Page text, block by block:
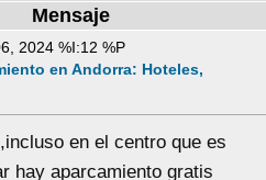
Mensaje
2024 %I:12 %P
en Andorra: Hoteles,
en el centro que es
hay aparcamiento gratis